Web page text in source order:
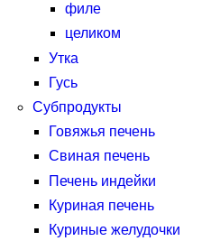
филе
целиком
Утка
Гусь
Субпродукты
Говяжья печень
Свиная печень
Печень индейки
Куриная печень
Куриные желудочки